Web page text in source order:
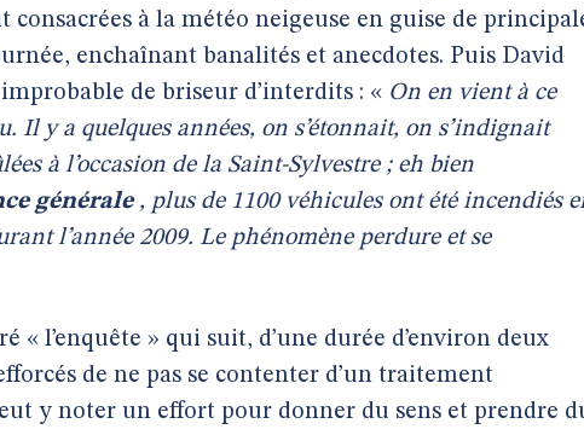
à la météo neigeuse en guise de
enchaînant banalités et anecdotes. Puis David
de briseur d’interdits : « On en vient à ce
Il y a quelques années, on s’étonnait, on s’indignait
à l’occasion de la Saint-Sylvestre ; eh bien
générale , plus de 1100 véhicules ont été incendiés
l’année 2009. Le phénomène perdure et se
« l’enquête » qui suit, d’une durée d’environ deux
de ne pas se contenter d’un traitement
y noter un effort pour donner du sens et prendre